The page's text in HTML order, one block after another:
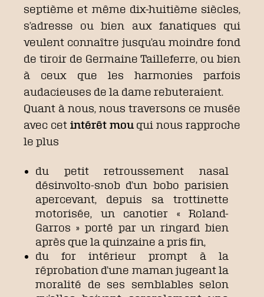
septième et même dix-huitième siècles,
s’adresse ou bien aux fanatiques qui
veulent connaître jusqu’au moindre fond
de tiroir de Germaine Tailleferre, ou bien
à ceux que les harmonies parfois
audacieuses de la dame rebuteraient.
Quant à nous, nous traversons ce musée
avec cet intérêt mouqui nous rapproche
le plus
du petit retroussement nasal
désinvolto-snob d’un bobo parisien
apercevant, depuis sa trottinette
motorisée, un canotier « Roland-
Garros » porté par un ringard bien
après que la quinzaine a pris fin,
du for intérieur prompt à la
réprobation d’une maman jugeant la
moralité de ses semblables selon